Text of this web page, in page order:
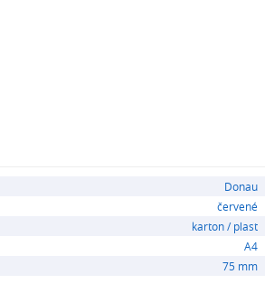
Donau
červené
karton / plast
A4
75 mm